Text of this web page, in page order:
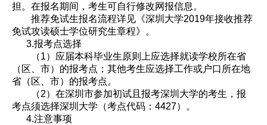
担。在报名期间，考生可自行修改网报信息。
推荐免试生报名流程详见《深圳大学2019年接收推荐
免试攻读硕士学位研究生章程》。
3.报考点选择
（1）应届本科毕业生原则上应选择就读学校所在省
（区、市）的报考点；其他考生应选择工作或户口所在地
省（区、市）的报考点。
（2）在深圳市参加初试且报考深圳大学的考生，报
考点须选择深圳大学（考点代码：4427）。
4.注意事项